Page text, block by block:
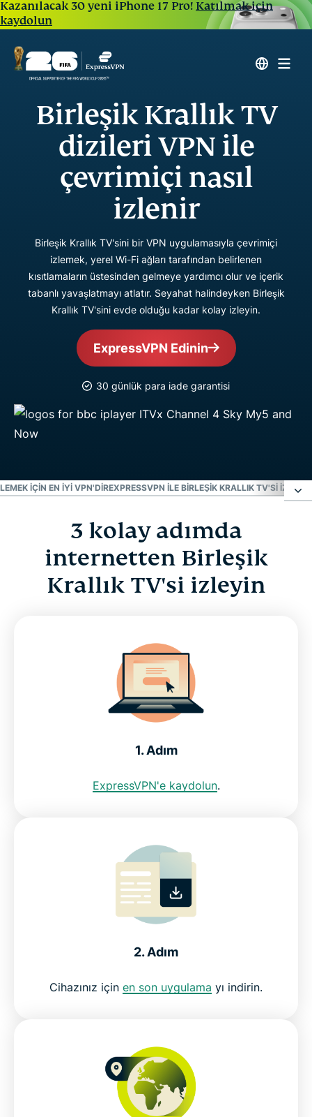
Kazanılacak 30 yeni iPhone 17 Pro! Katılmak için
kaydolun
Birleşik Krallık TV
dizileri VPN ile
çevrimiçi nasıl
izlenir
Birleşik Krallık TV'sini bir VPN uygulamasıyla çevrimiçi
izlemek, yerel Wi-Fi ağları tarafından belirlenen
kısıtlamaların üstesinden gelmeye yardımcı olur ve içerik
tabanlı yavaşlatmayı atlatır. Seyahat halindeyken Birleşik
Krallık TV'sini evde olduğu kadar kolay izleyin.
ExpressVPN Edinin
30 günlük para iade garantisi
IÇIN EN IYI VPN'DIREXPRESSVPN ILE BIRLEŞIK KRALLIK TV'SI
3 kolay adımda internetten Birleşik Krallık TV'si
izleyin
VPN Birleşik Krallık TV'siyle nasıl çalışır
ExpressVPN neden Birleşik Krallık TV'si izlemek
için en iyi VPN'dir
ExpressVPN ile Birleşik Krallık TV'si izlemeye
İzleyiciler neden ExpressVPN'i seviyor
Tüm ülkeler için ExpressVPN
Birleşik Krallık programlarını izlemeye hemen
3 kolay adımda
internetten Birleşik
Krallık TV'si izleyin
1. Adım
ExpressVPN'e kaydolun.
2. Adım
Cihazınız için en son uygulama yı indirin.